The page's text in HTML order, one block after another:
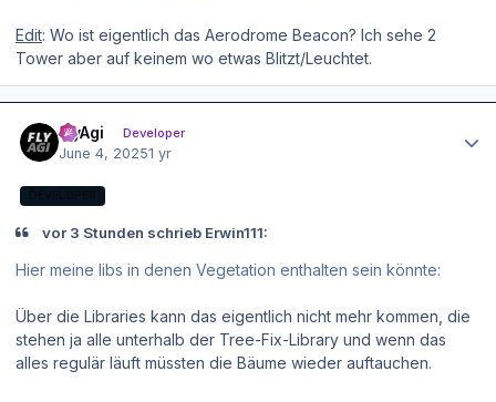
Edit: Wo ist eigentlich das Aerodrome Beacon? Ich sehe 2
Tower aber auf keinem wo etwas Blitzt/Leuchtet.
FlyAgi Developer
June 4, 20251 yr
vor 3 Stunden schrieb Erwin111:
Hier meine libs in denen Vegetation enthalten sein könnte:
Über die Libraries kann das eigentlich nicht mehr kommen, die
stehen ja alle unterhalb der Tree-Fix-Library und wenn das
alles regulär läuft müssten die Bäume wieder auftauchen.